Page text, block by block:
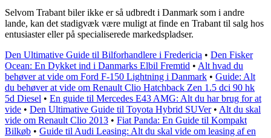
Selvom Trabant biler ikke er så udbredt i Danmark som i andre
lande, kan det stadigvæk være muligt at finde en Trabant til salg hos
entusiaster eller på specialiserede markedspladser.
Den Ultimative Guide til Bilforhandlere i Fredericia • Den Fisker
Ocean: En Dykket ind i Danmarks Elbil Fremtid • Alt hvad du
behøver at vide om Ford F-150 Lightning i Danmark • Guide: Alt
du behøver at vide om Renault Clio Hatchback Zen 1.5 dci 90 hk
5d Diesel • En guide til Mercedes E43 AMG: Alt du har brug for at
vide • Den Ultimative Guide til Toyota Hybrid SUVer• Alt du skal
vide om Renault Clio 2013 • Fiat Panda: En Guide til Kompakt
Bilkøb • Guide til Audi Leasing: Alt du skal vide om leasing af en